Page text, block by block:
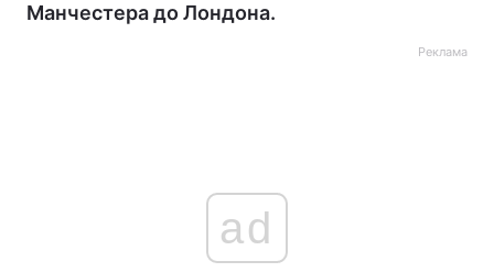
Манчестера до Лондона.
Реклама
ad